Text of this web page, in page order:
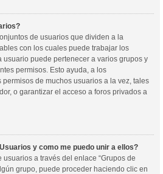
de usuarios que dividen a la
con los cuales puede trabajar los
usuario puede pertenecer a varios grupos y
permisos. Esto ayuda, a los
de muchos usuarios a la vez, tales
o garantizar el acceso a foros privados a
y como me puedo unir a ellos?
a través del enlace “Grupos de
grupo, puede proceder haciendo clic en